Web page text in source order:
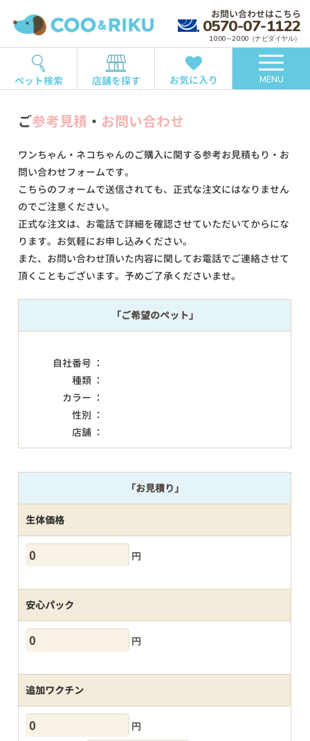
お問い合わせはこちら
0570-07-1122
10:00～20:00（ナビダイヤル）
ペット検索 店舗を探す お気に入り MENU
ご参考見積 ・ お問い合わせ
ワンちゃん・ネコちゃんのご購入に関する参考お見積もり・お
問い合わせフォームです。
こちらのフォームで送信されても、正式な注文にはなりません
のでご注意ください。
正式な注文は、お電話で詳細を確認させていただいてからにな
ります。お気軽にお申し込みください。
また、お問い合わせ頂いた内容に関してお電話でご連絡させて
頂くこともございます。予めご了承くださいませ。
「ご希望のペット」
自社番号 ：
種類 ：
カラー ：
性別 ：
店舗 ：
「お見積り」
生体価格
円
安心パック
円
追加ワクチン
円